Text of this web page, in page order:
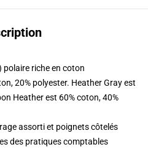
riche en coton
20% polyester. Heather Gray est
Heather est 60% coton, 40%
assorti et poignets côtelés
des pratiques comptables